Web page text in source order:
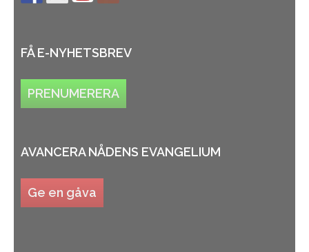
FÅ E-NYHETSBREV
PRENUMERERA
AVANCERA NÅDENS EVANGELIUM
Ge en gåva